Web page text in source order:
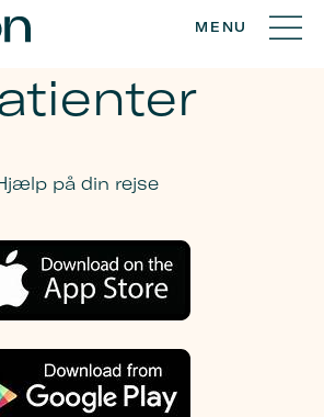
MENU
på din rejse